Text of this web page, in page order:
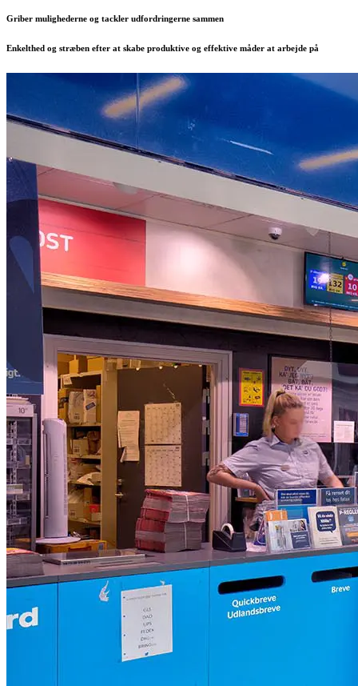
Griber mulighederne og tackler udfordringerne sammen
Enkelthed og stræben efter at skabe produktive og effektive måder at arbejde på